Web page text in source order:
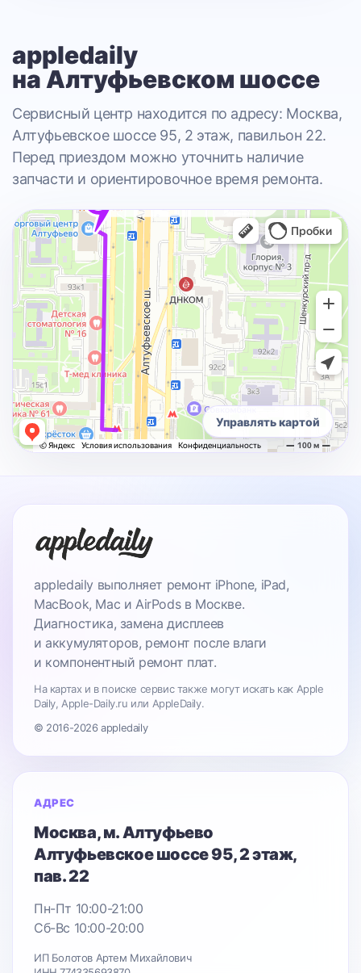
appledaily
на Алтуфьевском шоссе
Сервисный центр находится по адресу: Москва,
Алтуфьевское шоссе 95, 2 этаж, павильон 22.
Перед приездом можно уточнить наличие
запчасти и ориентировочное время ремонта.
Управлять картой
appledaily выполняет ремонт iPhone, iPad,
MacBook, Mac и AirPods в Москве.
Диагностика, замена дисплеев
и аккумуляторов, ремонт после влаги
и компонентный ремонт плат.
На картах и в поиске сервис также могут искать как Apple
Daily, Apple-Daily.ru или AppleDaily.
© 2016-2026 appledaily
АДРЕС
Москва, м. Алтуфьево
Алтуфьевское шоссе 95, 2 этаж,
пав. 22
Пн-Пт 10:00-21:00
Сб-Вс 10:00-20:00
ИП Болотов Артем Михайлович